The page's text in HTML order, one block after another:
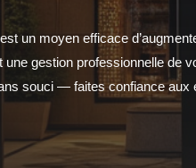
un moyen efficace
gestion professionnelle de
souci — faites confiance aux